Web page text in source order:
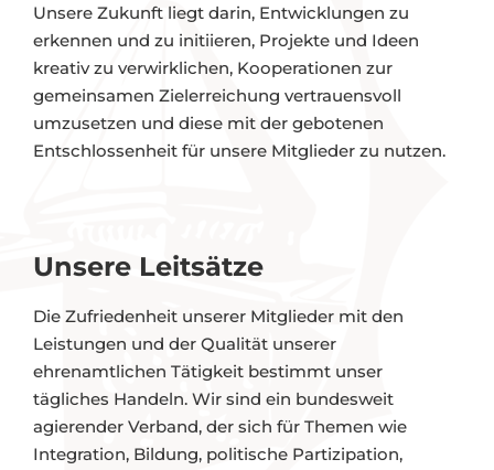
Unsere Zukunft liegt darin, Entwicklungen zu
erkennen und zu initiieren, Projekte und Ideen
kreativ zu verwirklichen, Kooperationen zur
gemeinsamen Zielerreichung vertrauensvoll
umzusetzen und diese mit der gebotenen
Entschlossenheit für unsere Mitglieder zu nutzen.
Unsere Leitsätze
Die Zufriedenheit unserer Mitglieder mit den
Leistungen und der Qualität unserer
ehrenamtlichen Tätigkeit bestimmt unser
tägliches Handeln. Wir sind ein bundesweit
agierender Verband, der sich für Themen wie
Integration, Bildung, politische Partizipation,